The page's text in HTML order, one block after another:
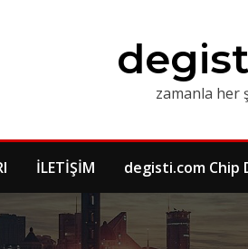
zamanla her
İLETİŞİM degisti.com Chip